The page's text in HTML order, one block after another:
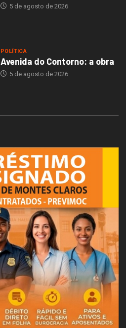
5 de agosto de 2026
POLÍTICA
Avenida do Contorno: a obra
5 de agosto de 2026